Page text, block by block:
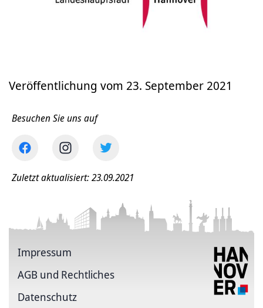
Veröffentlichung vom 23. September 2021
Besuchen Sie uns auf
Zuletzt aktualisiert: 23.09.2021
Impressum
AGB und Rechtliches
Datenschutz